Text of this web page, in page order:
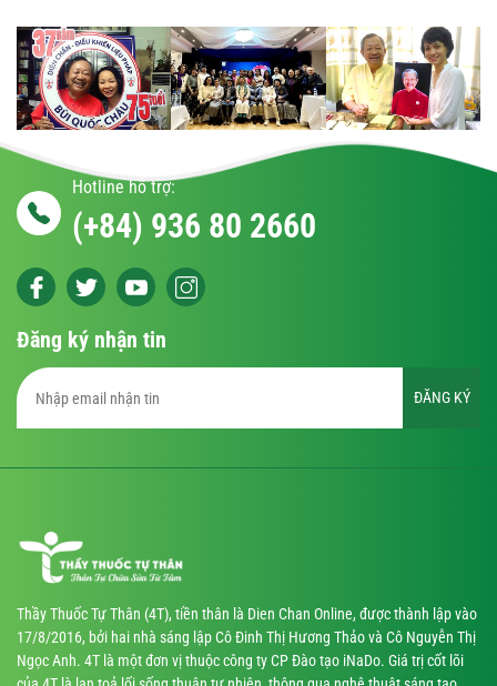
Hotline hỗ trợ:
(+84) 936 80 2660
Đăng ký nhận tin
ĐĂNG KÝ
Thầy Thuốc Tự Thân (4T), tiền thân là Dien Chan Online, được thành lập vào
17/8/2016, bởi hai nhà sáng lập Cô Đinh Thị Hương Thảo và Cô Nguyễn Thị
Ngọc Anh. 4T là một đơn vị thuộc công ty CP Đào tạo iNaDo. Giá trị cốt lõi